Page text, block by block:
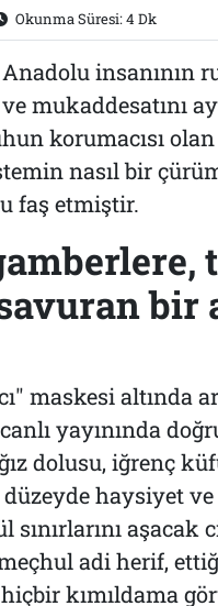
Okunma Süresi: 4 Dk
insanının
mukaddesatını
korumacısı
nasıl bir
faş etmiştir.
bir
maskesi altında
yayınında
dolusu, iğrenç
haysiyet
aşacak
adi herif,
kımıldama